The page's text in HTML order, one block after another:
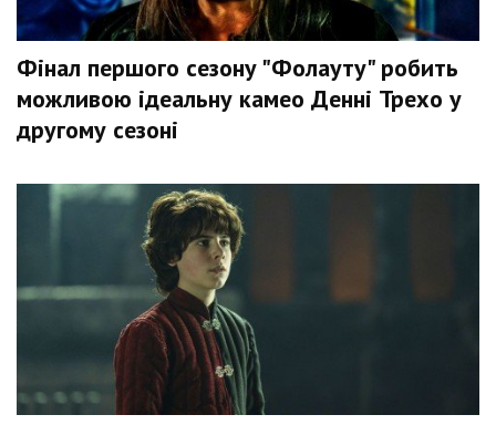
Фінал першого сезону "Фолауту" робить
можливою ідеальну камео Денні Трехо у
другому сезоні